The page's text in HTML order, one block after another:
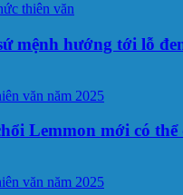
thiên văn
mệnh hướng tới lỗ
văn năm 2025
Lemmon mới có
văn năm 2025